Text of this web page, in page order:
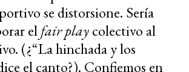
se distorsione. Sería
elfair playcolectivo al
(¿“La hinchada y los
el canto?). Confiemos en